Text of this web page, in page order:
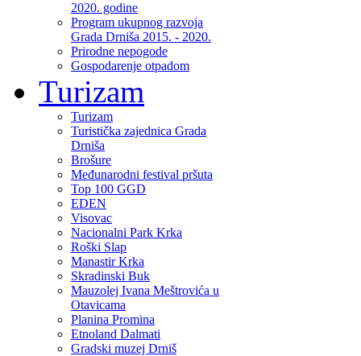
2020. godine
Program ukupnog razvoja
Grada Drniša 2015. - 2020.
Prirodne nepogode
Gospodarenje otpadom
Turizam
Turizam
Turistička zajednica Grada
Drniša
Brošure
Međunarodni festival pršuta
Top 100 GGD
EDEN
Visovac
Nacionalni Park Krka
Roški Slap
Manastir Krka
Skradinski Buk
Mauzolej Ivana Meštrovića u
Otavicama
Planina Promina
Etnoland Dalmati
Gradski muzej Drniš